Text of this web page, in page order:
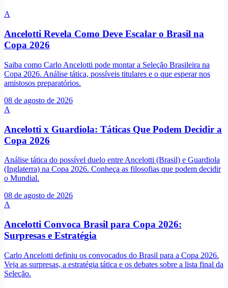
A
Ancelotti Revela Como Deve Escalar o Brasil na
Copa 2026
Saiba como Carlo Ancelotti pode montar a Seleção Brasileira na
Copa 2026. Análise tática, possíveis titulares e o que esperar nos
amistosos preparatórios.
08 de agosto de 2026
A
Ancelotti x Guardiola: Táticas Que Podem Decidir a
Copa 2026
Análise tática do possível duelo entre Ancelotti (Brasil) e Guardiola
(Inglaterra) na Copa 2026. Conheça as filosofias que podem decidir
o Mundial.
08 de agosto de 2026
A
Ancelotti Convoca Brasil para Copa 2026:
Surpresas e Estratégia
Carlo Ancelotti definiu os convocados do Brasil para a Copa 2026.
Veja as surpresas, a estratégia tática e os debates sobre a lista final da
Seleção.